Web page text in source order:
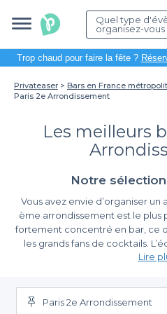
Quel type
organisez-vous
Trop chaud pour faire la fête ?
Privateaser Bars en France
Paris 2e Arrondissement
Les meilleurs
Notre
Vous avez envie d’organiser un apéro ? Saviez-
ème arrondissement est le plus
fortement concentré en bar, ce
les grands fans de cocktails.
déniché quelques un des bars
établissement à la fois coffee-
avec une
centre d'activité durant ces
Saccard, le personnage
Lire
Paris 2e Arrondissement